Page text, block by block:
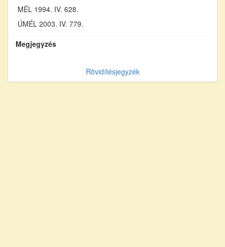
MÉL 1994. IV. 628.
ÚMÉL 2003. IV. 779.
Megjegyzés
Rövidítésjegyzék